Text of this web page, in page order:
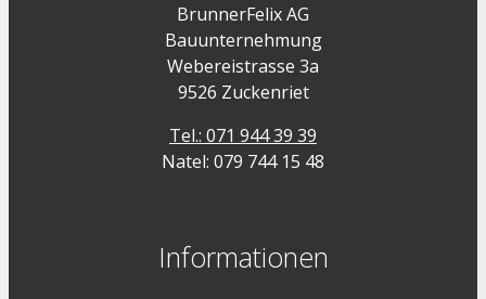
BrunnerFelix AG
Bauunternehmung
Webereistrasse 3a
9526 Zuckenriet
Tel.: 071 944 39 39
Natel: 079 744 15 48
Informationen